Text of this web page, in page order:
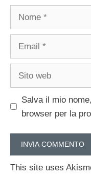
Salva il mio
browser per la
This site uses